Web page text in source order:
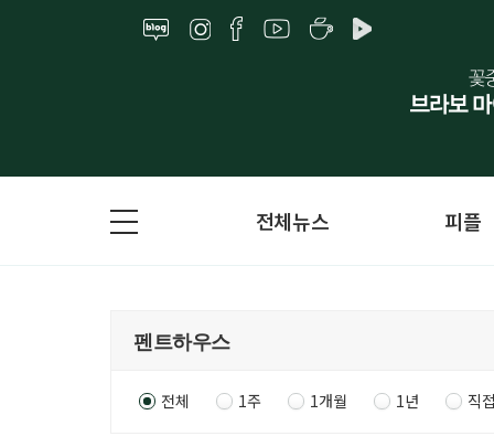
전체뉴스 피플
전체 1주 1개월 1년 직